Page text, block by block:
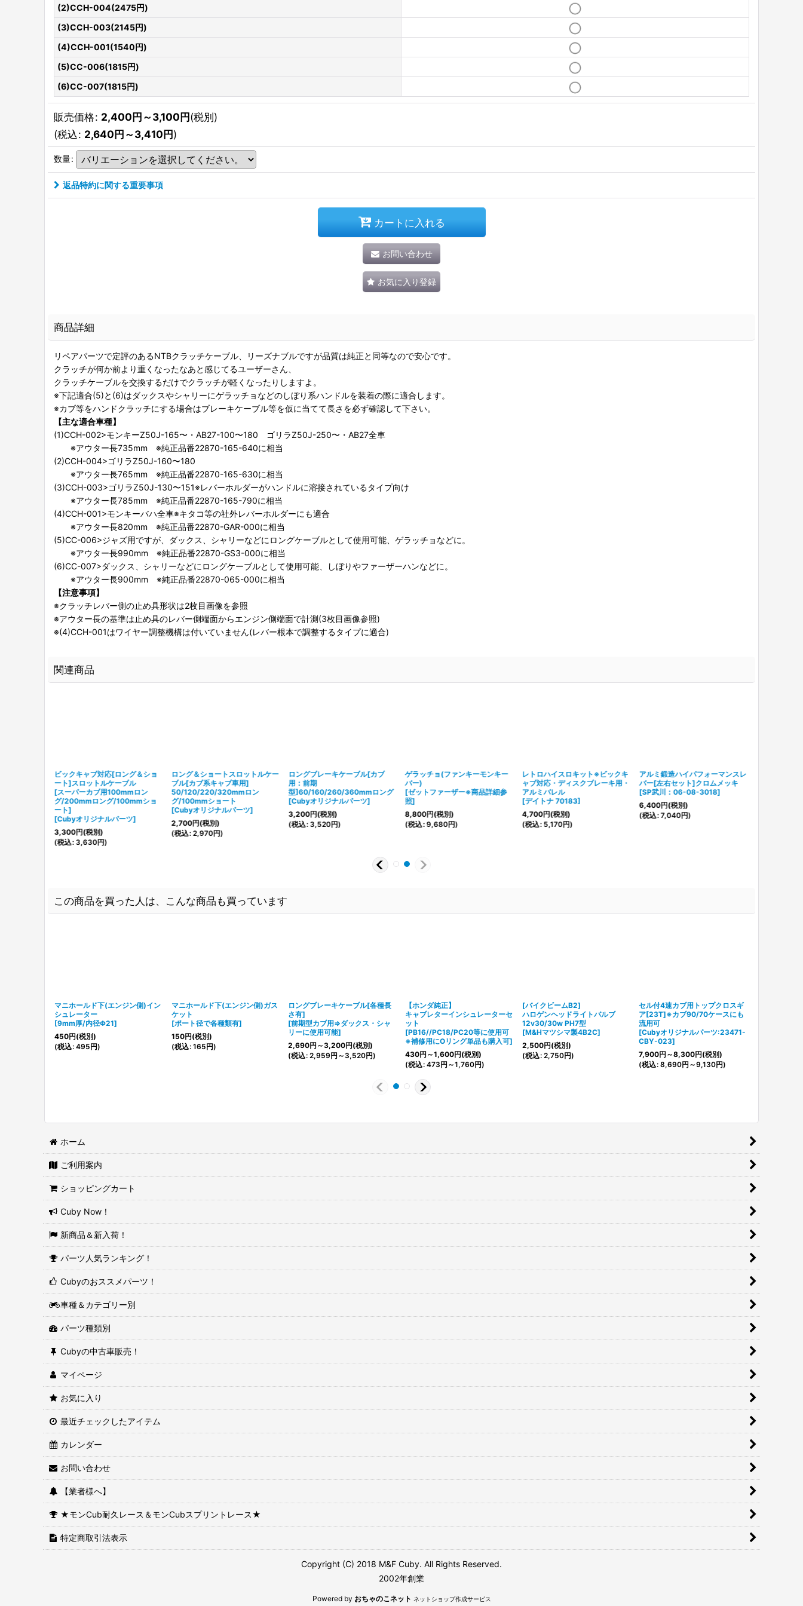
(2)CCH-004(2475円)
(3)CCH-003(2145円)
(4)CCH-001(1540円)
(5)CC-006(1815円)
(6)CC-007(1815円)
販売価格: 2,400円～3,100円(税別)
(税込: 2,640円～3,410円)
数量:
返品特約に関する重要事項
カートに入れる
お問い合わせ
お気に入り登録
商品詳細
リペアパーツで定評のあるNTBクラッチケーブル、リーズナブルですが品質は純正と同等なので安心です。
クラッチが何か前より重くなったなあと感じてるユーザーさん、
クラッチケーブルを交換するだけでクラッチが軽くなったりしますよ。
※下記適合(5)と(6)はダックスやシャリーにゲラッチョなどのしぼり系ハンドルを装着の際に適合します。
※カブ等をハンドクラッチにする場合はブレーキケーブル等を仮に当てて長さを必ず確認して下さい。
【主な適合車種】
(1)CCH-002>モンキーZ50J-165〜・AB27-100〜180 ゴリラZ50J-250〜・AB27全車
※アウター長735mm ※純正品番22870-165-640に相当
(2)CCH-004>ゴリラZ50J-160〜180
※アウター長765mm ※純正品番22870-165-630に相当
(3)CCH-003>ゴリラZ50J-130〜151※レバーホルダーがハンドルに溶接されているタイプ向け
※アウター長785mm ※純正品番22870-165-790に相当
(4)CCH-001>モンキーバハ全車※キタコ等の社外レバーホルダーにも適合
※アウター長820mm ※純正品番22870-GAR-000に相当
(5)CC-006>ジャズ用ですが、ダックス、シャリーなどにロングケーブルとして使用可能、ゲラッチョなどに。
※アウター長990mm ※純正品番22870-GS3-000に相当
(6)CC-007>ダックス、シャリーなどにロングケーブルとして使用可能、しぼりやファーザーハンなどに。
※アウター長900mm ※純正品番22870-065-000に相当
【注意事項】
※クラッチレバー側の止め具形状は2枚目画像を参照
※アウター長の基準は止め具のレバー側端面からエンジン側端面で計測(3枚目画像参照)
※(4)CCH-001はワイヤー調整機構は付いていません(レバー根本で調整するタイプに適合)
関連商品
ビックキャブ対応[ロング＆ショ
ート]スロットルケーブル
[スーパーカブ用100mmロン
グ/200mmロング/100mmショ
ート]
[Cubyオリジナルパーツ]
3,300円(税別)
(税込: 3,630円)
ロング＆ショートスロットルケー
ブル[カブ系キャブ車用]
50/120/220/320mmロン
グ/100mmショート
[Cubyオリジナルパーツ]
2,700円(税別)
(税込: 2,970円)
ロングブレーキケーブル[カブ
用：前期
型]60/160/260/360mmロング
[Cubyオリジナルパーツ]
3,200円(税別)
(税込: 3,520円)
ゲラッチョ(ファンキーモンキー
バー)
[ゼットファーザー※商品詳細参
照]
8,800円(税別)
(税込: 9,680円)
レトロハイスロキット※ビックキ
ャブ対応・ディスクブレーキ用・
アルミバレル
[デイトナ 70183]
4,700円(税別)
(税込: 5,170円)
アルミ鍛造ハイパフォーマンスレ
バー[左右セット]クロムメッキ
[SP武川：06-08-3018]
6,400円(税別)
(税込: 7,040円)
この商品を買った人は、こんな商品も買っています
マニホールド下(エンジン側)イン
シュレーター
[9mm厚/内径Φ21]
450円(税別)
(税込: 495円)
マニホールド下(エンジン側)ガス
ケット
[ポート径で各種類有]
150円(税別)
(税込: 165円)
ロングブレーキケーブル[各種長
さ有]
[前期型カブ用⇒ダックス・シャ
リーに使用可能]
2,690円 ～3,200円(税別)
(税込: 2,959円 ～3,520円)
【ホンダ純正】
キャブレターインシュレーターセ
ット
[PB16//PC18/PC20等に使用可
※補修用にOリング単品も購入可]
430円 ～1,600円(税別)
(税込: 473円 ～1,760円)
[バイクビームB2]
ハロゲンヘッドライトバルブ
12v30/30w PH7型
[M&Hマツシマ製4B2C]
2,500円(税別)
(税込: 2,750円)
セル付4速カブ用トップクロスギ
ア[23T]※カブ90/70ケースにも
流用可
[Cubyオリジナルパーツ:23471-
CBY-023]
7,900円 ～8,300円(税別)
(税込: 8,690円 ～9,130円)
ホーム
ご利用案内
ショッピングカート
Cuby Now！
新商品＆新入荷！
パーツ人気ランキング！
Cubyのおススメパーツ！
車種＆カテゴリー別
パーツ種類別
Cubyの中古車販売！
マイページ
お気に入り
最近チェックしたアイテム
カレンダー
お問い合わせ
【業者様へ】
★モンCub耐久レース＆モンCubスプリントレース★
特定商取引法表示
Copyright (C) 2018 M&F Cuby. All Rights Reserved.
2002年創業
Powered by おちゃのこネット ネットショップ作成サービス